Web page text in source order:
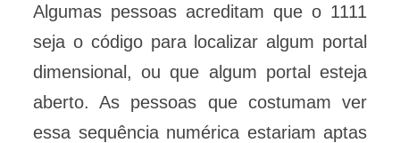
Algumas pessoas acreditam que o 1111
seja o código para localizar algum portal
dimensional, ou que algum portal esteja
aberto. As pessoas que costumam ver
essa sequência numérica estariam aptas